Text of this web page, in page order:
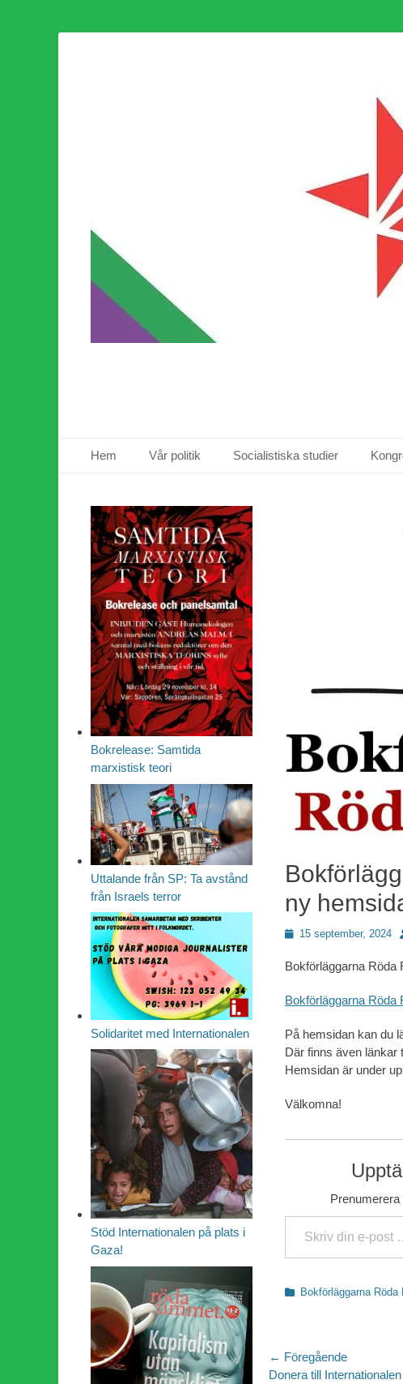
Primär meny
Hem Vår politik Socialistiska studier
ny
Publicerad
15 september, 2024
Bokförläggarna Röda
Bokförläggarna Röda
På hemsidan kan du
Där finns även länkar
Hemsidan är under
Välkomna!
Skriv din e-post …
Kategorier
Bokförläggarna Röda
← Föregående
Föregående
Donera till Internationalen
Bokrelease: Samtida
marxistisk teori
Uttalande från SP: Ta avstånd
från Israels terror
Solidaritet med Internationalen
Stöd Internationalen på plats i
Gaza!